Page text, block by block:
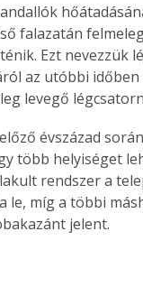
falazatán
Ezt nevezzük
az utóbbi
levegő
évszázad
több helyiséget
rendszer a
le, míg a többi
jelent.